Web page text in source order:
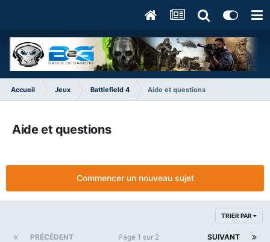
Accueil Jeux Battlefield 4 Aide et questions
Aide et questions
Commencer un nouveau sujet
TRIER PAR
PRÉCÉDENT SUIVANT
Page 1 sur 2